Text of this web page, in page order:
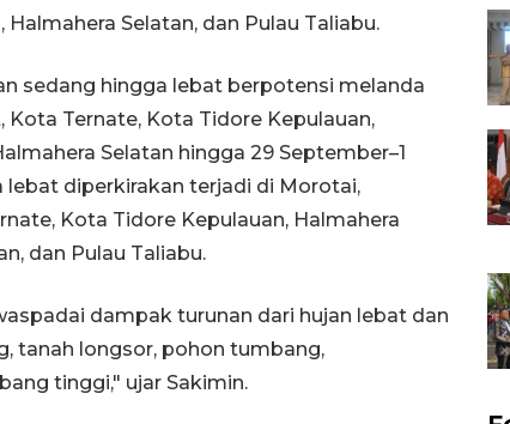
Selatan, dan Pulau Taliabu.
sedang hingga lebat berpotensi melanda
Kota Ternate, Kota Tidore Kepulauan,
Selatan hingga 29 September–1
lebat diperkirakan terjadi di Morotai,
Kota Tidore Kepulauan, Halmahera
dan Pulau Taliabu.
dampak turunan dari hujan lebat dan
tanah longsor, pohon tumbang,
tinggi," ujar Sakimin.